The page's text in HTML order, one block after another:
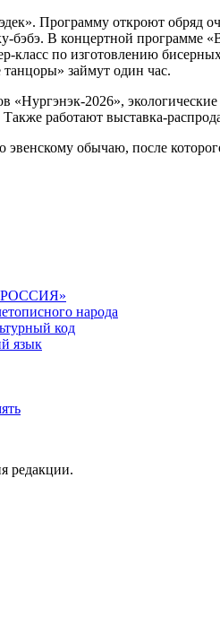
Программу откроют обряд
В концертной программе
класс по изготовлению
займут один час.
«Нургэнэк-2026»,
работают выставка-
обычаю, после
РОССИЯ»
народа
код
язык
редакции.